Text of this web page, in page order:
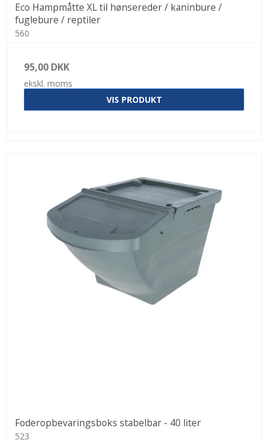
Eco Hampmåtte XL til hønsereder / kaninbure /
fuglebure / reptiler
560
95,00 DKK
ekskl. moms
VIS PRODUKT
Foderopbevaringsboks stabelbar - 40 liter
523